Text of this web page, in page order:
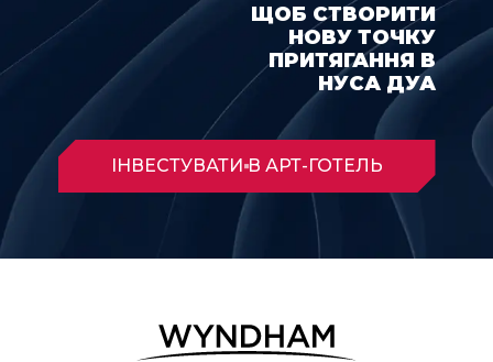
ЩОБ СТВОРИТИ
НОВУ ТОЧКУ
ПРИТЯГАННЯ В
НУСА ДУА
ІНВЕСТУВАТИ В АРТ-ГОТЕЛЬ